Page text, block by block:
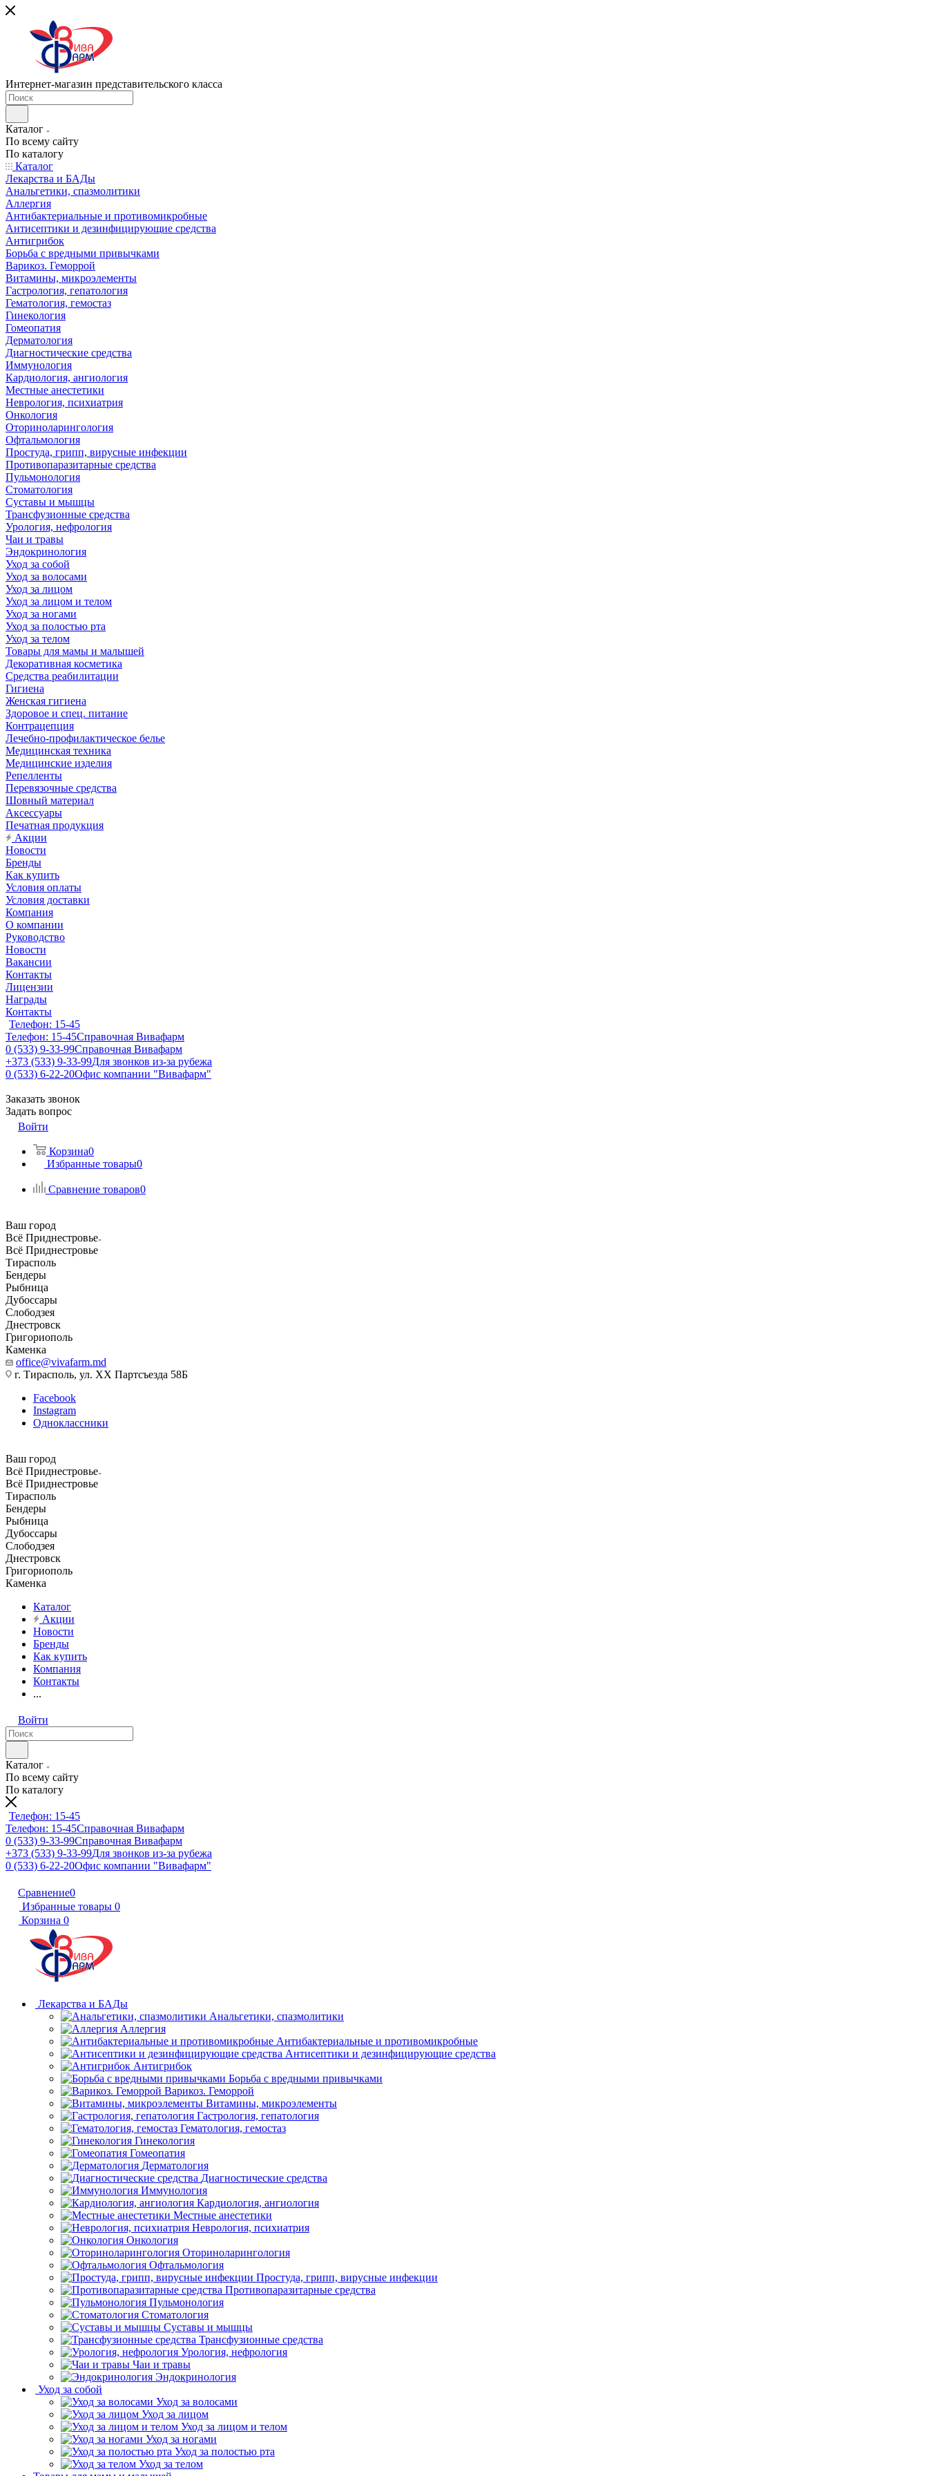
Интернет-магазин представительского класса
Каталог
По всему сайту
По каталогу
Каталог
Лекарства и БАДы
Анальгетики, спазмолитики
Аллергия
Антибактериальные и противомикробные
Антисептики и дезинфицирующие средства
Антигрибок
Борьба с вредными привычками
Варикоз. Геморрой
Витамины, микроэлементы
Гастрология, гепатология
Гематология, гемостаз
Гинекология
Гомеопатия
Дерматология
Диагностические средства
Иммунология
Кардиология, ангиология
Местные анестетики
Неврология, психиатрия
Онкология
Оториноларингология
Офтальмология
Простуда, грипп, вирусные инфекции
Противопаразитарные средства
Пульмонология
Стоматология
Суставы и мышцы
Трансфузионные средства
Урология, нефрология
Чаи и травы
Эндокринология
Уход за собой
Уход за волосами
Уход за лицом
Уход за лицом и телом
Уход за ногами
Уход за полостью рта
Уход за телом
Товары для мамы и малышей
Декоративная косметика
Средства реабилитации
Гигиена
Женская гигиена
Здоровое и спец. питание
Контрацепция
Лечебно-профилактическое белье
Медицинская техника
Медицинские изделия
Репелленты
Перевязочные средства
Шовный материал
Аксессуары
Печатная продукция
Акции
Новости
Бренды
Как купить
Условия оплаты
Условия доставки
Компания
О компании
Руководство
Новости
Вакансии
Контакты
Лицензии
Награды
Контакты
Телефон: 15-45
Телефон: 15-45Справочная Вивафарм
0 (533) 9-33-99Справочная Вивафарм
+373 (533) 9-33-99Для звонков из-за рубежа
0 (533) 6-22-20Офис компании "Вивафарм"
Заказать звонок
Задать вопрос
Войти
Корзина0
Избранные товары0
Сравнение товаров0
Ваш город
Всё Приднестровье
Всё Приднестровье
Тирасполь
Бендеры
Рыбница
Дубоссары
Слободзея
Днестровск
Григориополь
Каменка
office@vivafarm.md
г. Тирасполь, ул. ХХ Партсъезда 58Б
Facebook
Instagram
Одноклассники
Ваш город
Всё Приднестровье
Всё Приднестровье
Тирасполь
Бендеры
Рыбница
Дубоссары
Слободзея
Днестровск
Григориополь
Каменка
Каталог
Акции
Новости
Бренды
Как купить
Компания
Контакты
...
Войти
Каталог
По всему сайту
По каталогу
Телефон: 15-45
Телефон: 15-45Справочная Вивафарм
0 (533) 9-33-99Справочная Вивафарм
+373 (533) 9-33-99Для звонков из-за рубежа
0 (533) 6-22-20Офис компании "Вивафарм"
Сравнение0
Избранные товары 0
Корзина 0
Лекарства и БАДы
Анальгетики, спазмолитики
Аллергия
Антибактериальные и противомикробные
Антисептики и дезинфицирующие средства
Антигрибок
Борьба с вредными привычками
Варикоз. Геморрой
Витамины, микроэлементы
Гастрология, гепатология
Гематология, гемостаз
Гинекология
Гомеопатия
Дерматология
Диагностические средства
Иммунология
Кардиология, ангиология
Местные анестетики
Неврология, психиатрия
Онкология
Оториноларингология
Офтальмология
Простуда, грипп, вирусные инфекции
Противопаразитарные средства
Пульмонология
Стоматология
Суставы и мышцы
Трансфузионные средства
Урология, нефрология
Чаи и травы
Эндокринология
Уход за собой
Уход за волосами
Уход за лицом
Уход за лицом и телом
Уход за ногами
Уход за полостью рта
Уход за телом